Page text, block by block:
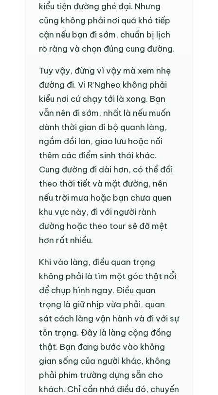
kiểu tiện đường ghé đại. Nhưng
cũng không phải nơi quá khó tiếp
cận nếu bạn đi sớm, chuẩn bị lịch
rõ ràng và chọn đúng cung đường.
Tuy vậy, đừng vì vậy mà xem nhẹ
đường đi. Vi R’Ngheo không phải
kiểu nơi cứ chạy tới là xong. Bạn
vẫn nên đi sớm, nhất là nếu muốn
dành thời gian đi bộ quanh làng,
ngắm đồi lan, giao lưu hoặc nối
thêm các điểm sinh thái khác.
Cung đường đi dài hơn, có thể đổi
theo thời tiết và mặt đường, nên
nếu trời mưa hoặc bạn chưa quen
khu vực này, đi với người rành
đường hoặc theo tour sẽ đỡ mệt
hơn rất nhiều.
Khi vào làng, điều quan trọng
không phải là tìm một góc thật nổi
để chụp hình ngay. Điều quan
trọng là giữ nhịp vừa phải, quan
sát cách làng vận hành và đi với sự
tôn trọng. Đây là làng cộng đồng
thật. Bạn đang bước vào không
gian sống của người khác, không
phải phim trường dựng sẵn cho
khách. Chỉ cần nhớ điều đó, chuyến